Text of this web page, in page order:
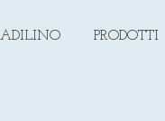
PRODOTTI